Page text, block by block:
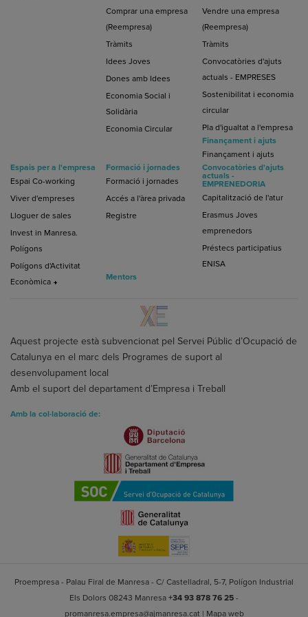
Comprar una empresa
(Reempresa)
Tràmits
Idees Joves
Dones amb Idees
Economia Social i
Solidària
Economia Circular
Vendre una empresa
(Reempresa)
Tràmits
Convocatòries d'ajuts
actuals - EMPRESES
Sostenibilitat i economia
circular
Pla d'igualtat a l'empresa
Finançament i ajuts
Finançament i ajuts
Espais per a l'empresa
Espai Co-working
Viver d'empreses
Lloguer de sales
Invest in Manresa.
Polígons
Polígons d'Activitat
Econòmica
Formació i jornades
Formació i jornades
Accés a l'àrea privada
Registre
Convocatòries d'ajuts
actuals -
EMPRENEDORIA
Capitalització de l'atur
Erasmus Joves
emprenedors
Préstecs participatius
ENISA
Mentors
Aquest projecte està subvencionat pel Servei Públic d’Ocupació de
Catalunya en el marc dels Programes de suport al
desenvolupament local
Amb el suport del departament d’Empresa i Treball
Amb la col·laboració de:
Proempresa - Palau Firal de Manresa - C/ Castelladral, 5-7, Polígon Industrial
Els Dolors 08243 Manresa +34 93 878 76 25 -
promanresa.empresa@ajmanresa.cat| Mapa web